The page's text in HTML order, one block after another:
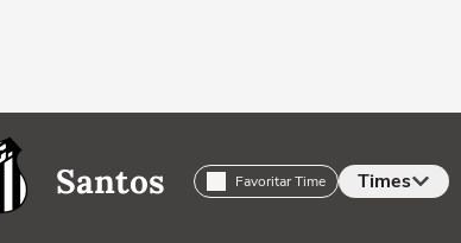
Santos Favoritar Time Times